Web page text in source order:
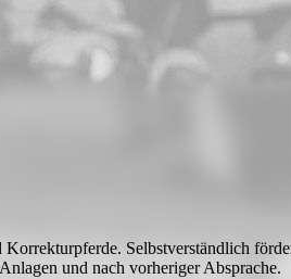
Selbstverständlich
und nach vorheriger Absprache.